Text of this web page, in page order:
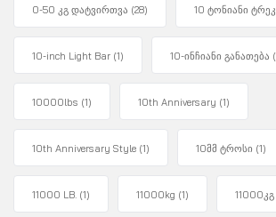
0-50 კგ დატვირთვა (28) 10 ტონიანი
10-inch Light Bar (1) 10-ინჩიანი განათება
10000lbs (1) 10th Anniversary (1)
10th Anniversary Style (1) 10მმ ტროსი (1)
11000 LB. (1) 11000kg (1) 11000კგ